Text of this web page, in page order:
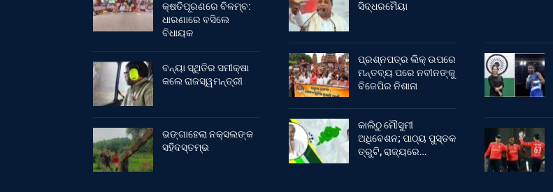
କ୍ଷତିପୂରଣରେ ବିଳମ୍ବ:
ଧାରଣାରେ ବସିଲେ
ବିଧାୟକ
ବନ୍ୟା ସ୍ଥିତିର ସମୀକ୍ଷା
କଲେ ରାଜସ୍ୱମନ୍ତ୍ରୀ
ଭଙ୍ଗାହେଲା ନକ୍ସଲଙ୍କ
ସହିଦସ୍ତମ୍ଭ
ସିଦ୍ଧରମୈୟା
ପ୍ରଶ୍ନପତ୍ର ଲିକ୍ ଉପରେ
ମନ୍ତବ୍ୟ ପରେ ନବୀନଙ୍କୁ
ବିଜେପିର ନିଶାନା
କାଲିଠୁ ମୌସୁମୀ
ଅଧିବେଶନ; ପାଠ୍ୟ ପୁସ୍ତକ
ତ୍ରୁଟି, ରାଜ୍ୟରେ…